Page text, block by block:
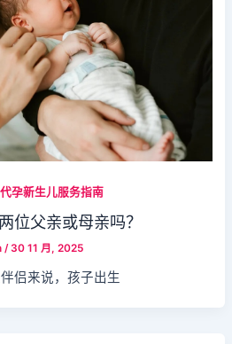
孕新生儿服务指南
位父亲或母亲吗？
/ 30 11 月, 2025
侣来说，孩子出生